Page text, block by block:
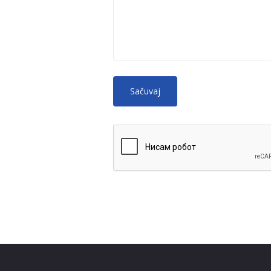
No HTML tags
allowed.
Lines and paragraphs break